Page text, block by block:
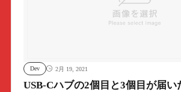
Dev 2月 19, 2021
USB-Cハブの2個目と3個目が届い